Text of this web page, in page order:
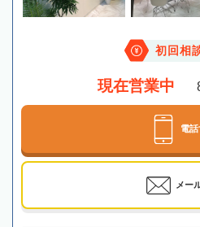
初回相
現在営業中
電話
メー